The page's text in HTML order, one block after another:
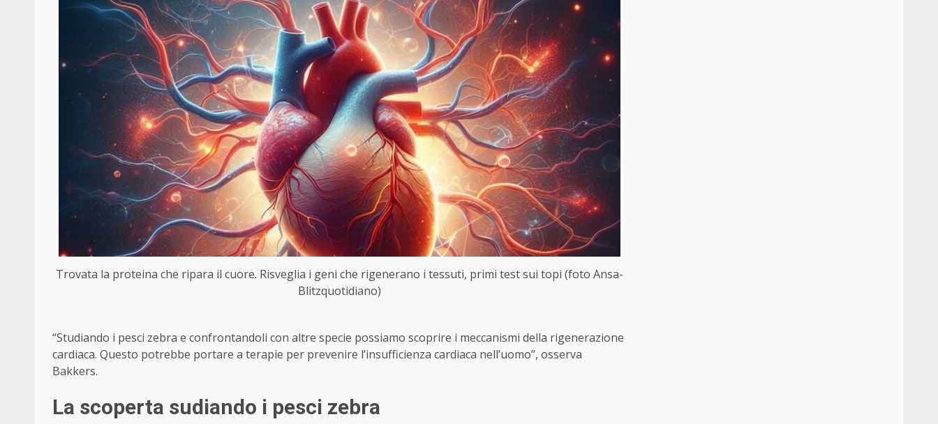
Trovata la proteina che ripara il cuore. Risveglia i geni che rigenerano i tessuti, primi test sui topi (foto Ansa-
Blitzquotidiano)
“Studiando i pesci zebra e confrontandoli con altre specie possiamo scoprire i meccanismi della rigenerazione
cardiaca. Questo potrebbe portare a terapie per prevenire l’insufficienza cardiaca nell’uomo”, osserva
Bakkers.
La scoperta sudiando i pesci zebra